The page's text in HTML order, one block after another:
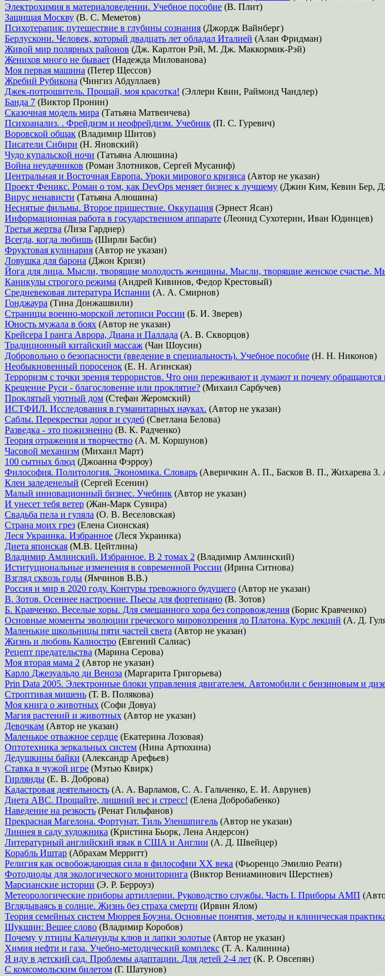
Электрохимия в материаловедении. Учебное пособие (В. Плит)
Защищая Москву (В. С. Меметов)
Психотерапия: путешествие в глубины сознания (Джордж Вайнберг)
Берлускони. Человек, который двадцать лет обладал Италией (Алан Фридман)
Живой мир полярных районов (Дж. Карлтон Рэй, М. Дж. Маккормик-Рэй)
Женихов много не бывает (Надежда Милованова)
Моя первая машина (Петер Щессов)
Жребий Рубикона (Чингиз Абдуллаев)
Джек-потрошитель. Прощай, моя красотка! (Эллери Квин, Раймонд Чандлер)
Банда 7 (Виктор Пронин)
Сказочная модель мира (Татьяна Матвеичева)
Психоанализ. . Фрейдизм и неофрейдизм. Учебник (П. С. Гуревич)
Воровской общак (Владимир Шитов)
Писатели Сибири (Н. Яновский)
Чудо купальской ночи (Татьяна Алюшина)
Война неудачников (Роман Злотников, Сергей Мусаниф)
Центральная и Восточная Европа. Уроки мирового кризиса (Автор не указан)
Проект Феникс. Роман о том, как DevOps меняет бизнес к лучшему (Джин Ким, Кевин Бер,
Вирус ненависти (Татьяна Алюшина)
Неснятые фильмы. Второе пришествие. Оккупация (Эрнест Ясан)
Информационная работа в государственном аппарате (Леонид Сухотерин, Иван Юдинцев)
Третья жертва (Лиза Гарднер)
Всегда, когда любишь (Ширли Басби)
Фруктовая кулинария (Автор не указан)
Ловушка для барона (Джон Кризи)
Йога для лица. Мысли, творящие молодость женщины. Мысли, творящие женское счастье.
Каникулы строгого режима (Андрей Кивинов, Федор Крестовый)
Средневековая литература Испании (А. А. Смирнов)
Гонджаура (Тина Донжашвили)
Страницы военно-морской летописи России (Б. И. Зверев)
Юность мужала в боях (Автор не указан)
Крейсера I ранга Аврора, Диана и Паллада (А. В. Скворцов)
Традиционный китайский массаж (Чан Шоусин)
Добровольно о безопасности (введение в специальность). Учебное пособие (Н. Н. Никонов)
Необыкновенный поросенок (Е. Н. Агинская)
Терроризм с точки зрения террористов. Что они переживают и думают и почему
Крещение Руси - благословение или проклятие? (Михаил Сарбучев)
Проклятый уютный дом (Стефан Жеромский)
ИСТФИЛ. Исследования в гуманитарных науках. (Автор не указан)
Саблы. Перекрестки дорог и судеб (Светлана Белова)
Разведка - это пожизненно (В. К. Радченко)
Теория отражения и творчество (А. М. Коршунов)
Часовой механизм (Михаил Март)
100 сытных блюд (Джоанна Фэрроу)
Философия. Политология. Экономика. Словарь (Аверичкин А. П., Басков В. П., Жихарева
Клен заледенелый (Сергей Есенин)
Малый инновационный бизнес. Учебник (Автор не указан)
И унесет тебя ветер (Жан-Марк Сувира)
Свадьба пела и гуляла (О. В. Веселовская)
Страна моих грез (Елена Сионская)
Леся Украинка. Избранное (Леся Украинка)
Диета японская (М.В. Цейтлина)
Владимир Амлинский. Избранное. В 2 томах 2 (Владимир Амлинский)
Иституциональные изменения в современной России (Ирина Ситнова)
Взгляд сквозь годы (Ямчинов В.В.)
Россия и мир в 2020 году. Контуры тревожного будущего (Автор не указан)
В. Зотов. Осеннее настроение. Пьесы для фортепиано (В. Зотов)
Б. Кравченко. Веселые хоры. Для смешанного хора без сопровождения (Борис Кравченко)
Основные моменты эволюции греческого мировоззрения до Платона. Курс лекций (А. Д.
Маленькие школьницы пяти частей света (Автор не указан)
Жизнь и любовь Калиостро (Евгений Салиас)
Рецепт предательства (Марина Серова)
Моя вторая мама 2 (Автор не указан)
Карло Джезуальдо ди Веноза (Маргарита Григорьева)
Prin Data 2005. Электронные блоки управления двигателем. Автомобили с бензиновым и
Строптивая мишень (Т. В. Полякова)
Моя книга о животных (Софи Довуа)
Магия растений и животных (Автор не указан)
Девочкам (Автор не указан)
Маленькое отважное сердце (Екатерина Лозовая)
Оптотехника зеркальных систем (Нина Артюхина)
Дедушкины байки (Александр Арефьев)
Ставка в чужой игре (Мэтью Квирк)
Гирлянды (Е. В. Доброва)
Кадастровая деятельность (А. А. Варламов, С. А. Гальченко, Е. И. Аврунев)
Диета АВС. Прощайте, лишний вес и стресс! (Елена Добробабенко)
Наведение на резкость (Ренат Гильфанов)
Прекрасная Магелона. Фортунат. Тиль Уленшпигель (Автор не указан)
Линнея в саду художника (Кристина Бьорк, Лена Андерсон)
Литературный английский язык в США и Англии (А. Д. Швейцер)
Корабль Иштар (Абрахам Мерритт)
Религия как освобождающая сила в философии XX века (Фьоренцо Эмилио Реати)
Фотодиоды для экологического мониторинга (Виктор Вениаминович Шерстнев)
Марсианские истории (Э. Р. Берроуз)
Метеорологические приборы артиллерии. Руководство службы. Часть I. Приборы АМП
Вглядываясь в солнце. Жизнь без страха смерти (Ирвин Ялом)
Теория семейных систем Мюррея Боуэна. Основные понятия, методы и клиническая
Шукшин: Вещее слово (Владимир Коробов)
Почему у птицы Кальчунды клюв и лапки золотые (Автор не указан)
Химия нефти и газа. Учебно-методический комплекс (Т. А. Калинина)
Я иду в детский сад. Проблемы адаптации. Для детей 2-4 лет (К. Р. Овсепян)
С комсомольским билетом (Г. Шатунов)